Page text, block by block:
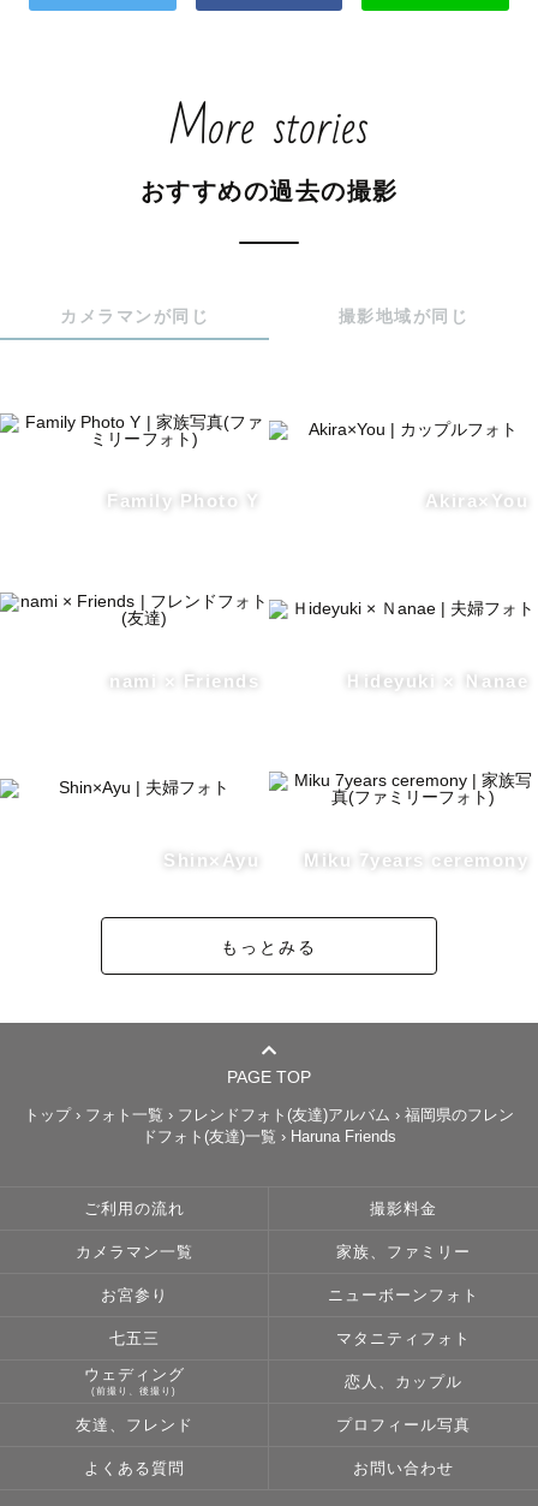
More stories
おすすめの過去の撮影
カメラマンが同じ 撮影地域が同じ
Family Photo Y Akira×You
nami × Friends Ｈideyuki × Ｎanae
Shin×Ayu Miku 7years ceremony
もっとみる
PAGE TOP
トップ › フォト一覧 › フレンドフォト(友達)アルバム › 福岡県のフレン
ドフォト(友達)一覧 › Haruna Friends
ご利用の流れ 撮影料金
カメラマン一覧 家族、ファミリー
お宮参り ニューボーンフォト
七五三 マタニティフォト
ウェディング
(前撮り、後撮り)
恋人、カップル
友達、フレンド プロフィール写真
よくある質問 お問い合わせ